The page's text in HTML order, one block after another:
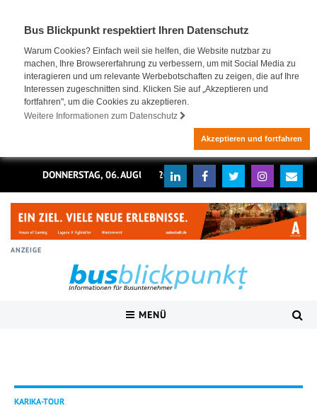
Bus Blickpunkt respektiert Ihren Datenschutz
Warum Cookies? Einfach weil sie helfen, die Website nutzbar zu
machen, Ihre Browsererfahrung zu verbessern, um mit Social Media zu
interagieren und um relevante Werbebotschaften zu zeigen, die auf Ihre
Interessen zugeschnitten sind. Klicken Sie auf „Akzeptieren und
fortfahren", um die Cookies zu akzeptieren.
Weitere Informationen zum Datenschutz
Akzeptieren und fortfahren
DONNERSTAG, 06. AUGUST 2026
ANZEIGE
MENÜ
KARIKA-TOUR